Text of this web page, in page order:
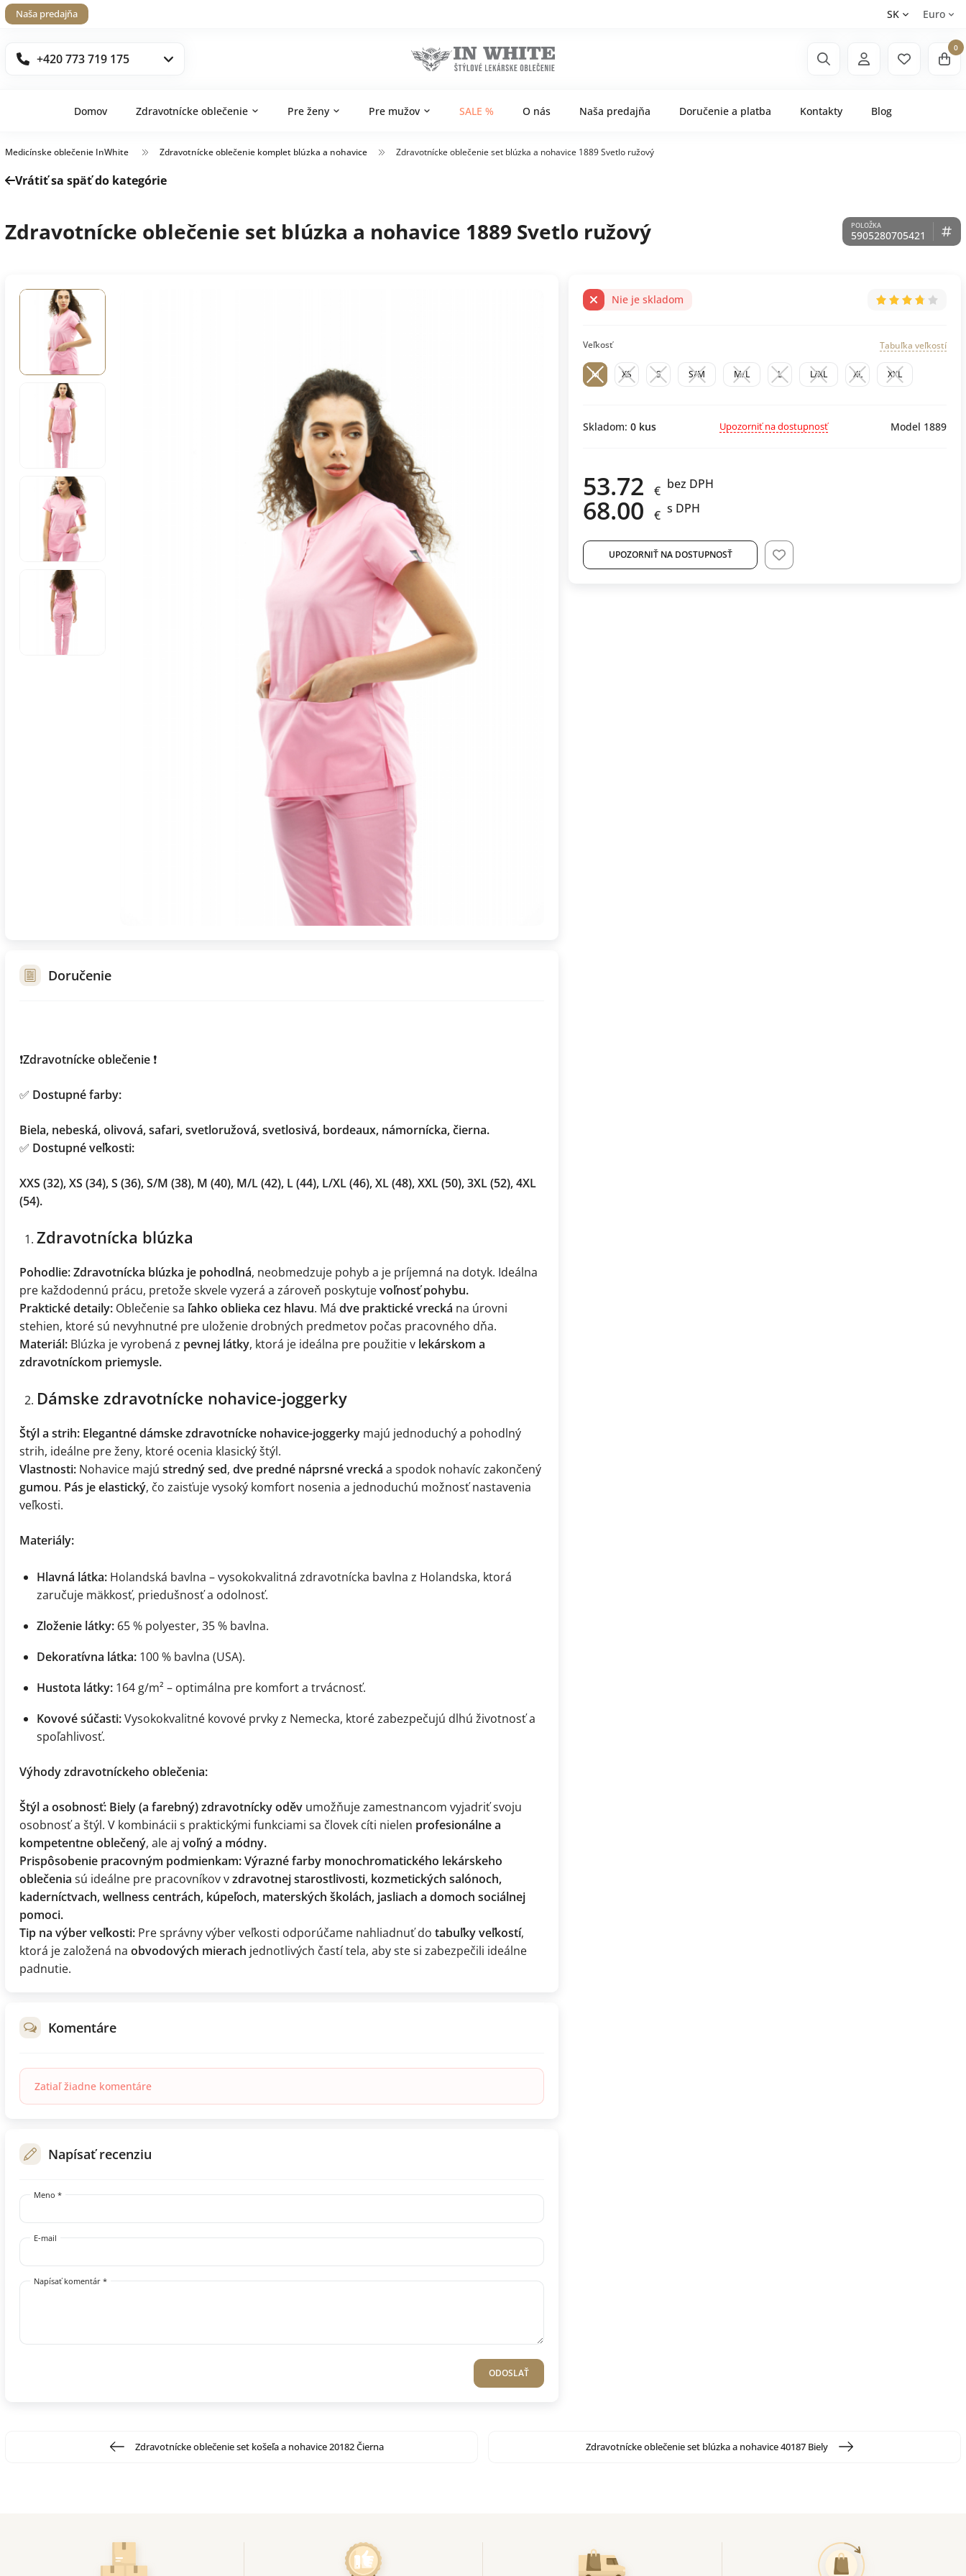
Naša predajňa SK Euro
+420 773 719 175
0
Domov Zdravotnícke oblečenie Pre ženy Pre mužov SALE % O nás Naša predajňa Doručenie a platba Kontakty Blog
Medicínske oblečenie InWhite Zdravotnícke oblečenie komplet blúzka a nohavice Zdravotnícke oblečenie set blúzka a nohavice 1889 Svetlo ružový
Vrátiť sa späť do kategórie
Zdravotnícke oblečenie set blúzka a nohavice 1889 Svetlo ružový 5905280705421
Nie je skladom
Veľkosť Tabuľka veľkostí
M XS S S/M M/L L L/XL XL XXL
Skladom: 0 kus Upozorniť na dostupnosť Model 1889
53.72 € bez DPH
68.00 € s DPH
UPOZORNIŤ NA DOSTUPNOSŤ
Doručenie
❗️Zdravotnícke oblečenie ❗️
✅ Dostupné farby:
Biela, nebeská, olivová, safari, svetloružová, svetlosivá, bordeaux, námornícka, čierna.
✅ Dostupné veľkosti:
XXS (32), XS (34), S (36), S/M (38), M (40), M/L (42), L (44), L/XL (46), XL (48), XXL (50), 3XL (52), 4XL
(54).
Zdravotnícka blúzka
Pohodlie:Zdravotnícka blúzka je pohodlná, neobmedzuje pohyb a je príjemná na dotyk. Ideálna
pre každodennú prácu, pretože skvele vyzerá a zároveň poskytujevoľnosť pohybu.
Praktické detaily: Oblečenie sa ľahko oblieka cez hlavu. Má dve praktické vrecká na úrovni
stehien, ktoré sú nevyhnutné pre uloženie drobných predmetov počas pracovného dňa.
Materiál: Blúzka je vyrobená z pevnej látky, ktorá je ideálna pre použitie v lekárskom a
zdravotníckom priemysle.
Dámske zdravotnícke nohavice-joggerky
Štýl a strih: Elegantné dámske zdravotnícke nohavice-joggerky majú jednoduchý a pohodlný
strih, ideálne pre ženy, ktoré ocenia klasický štýl.
Vlastnosti: Nohavice majú stredný sed, dve predné náprsné vrecká a spodok nohavíc zakončený
gumou. Pás je elastický, čo zaisťuje vysoký komfort nosenia a jednoduchú možnosť nastavenia
veľkosti.
Materiály:
Hlavná látka: Holandská bavlna – vysokokvalitná zdravotnícka bavlna z Holandska, ktorá
zaručuje mäkkosť, priedušnosť a odolnosť.
Zloženie látky: 65 % polyester, 35 % bavlna.
Dekoratívna látka: 100 % bavlna (USA).
Hustota látky: 164 g/m² – optimálna pre komfort a trvácnosť.
Kovové súčasti:Vysokokvalitné kovové prvky z Nemecka, ktoré zabezpečujú dlhú životnosť a
spoľahlivosť.
Výhody zdravotníckeho oblečenia:
Štýl a osobnosť: Biely (a farebný) zdravotnícky oděv umožňuje zamestnancom vyjadriť svoju
osobnosť a štýl. V kombinácii s praktickými funkciami sa človek cíti nielen profesionálne a
kompetentne oblečený, ale aj voľný a módny.
Prispôsobenie pracovným podmienkam:Výrazné farby monochromatického lekárskeho
oblečenia sú ideálne pre pracovníkov vzdravotnej starostlivosti, kozmetických salónoch,
kaderníctvach, wellness centrách, kúpeľoch, materských školách, jasliach a domoch sociálnej
pomoci.
Tip na výber veľkosti: Pre správny výber veľkosti odporúčame nahliadnuť do tabuľky veľkostí,
ktorá je založená na obvodových mierach jednotlivých častí tela, aby ste si zabezpečili ideálne
padnutie.
Komentáre
Zatiaľ žiadne komentáre
Napísať recenziu
Meno *
E-mail
Napísať komentár *
ODOSLAŤ
Zdravotnícke oblečenie set košeľa a nohavice 20182 Čierna Zdravotnícke oblečenie set blúzka a nohavice 40187 Biely